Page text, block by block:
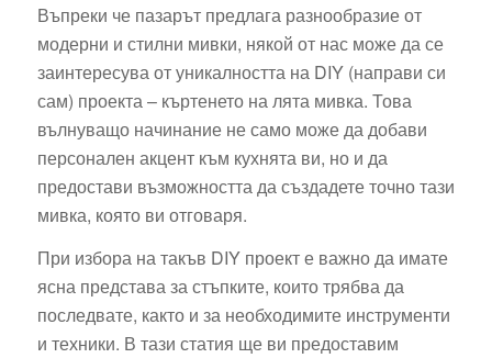
Въпреки че пазарът предлага разнообразие от
модерни и стилни мивки, някой от нас може да се
заинтересува от уникалността на DIY (направи си
сам) проекта – къртенето на лята мивка. Това
вълнуващо начинание не само може да добави
персонален акцент към кухнята ви, но и да
предостави възможността да създадете точно тази
мивка, която ви отговаря.
При избора на такъв DIY проект е важно да имате
ясна представа за стъпките, които трябва да
последвате, както и за необходимите инструменти
и техники. В тази статия ще ви предоставим